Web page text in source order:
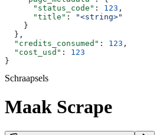
      "status_code"
: 123 ,
      "title"
:
"<string>"
    }
  },
  "credits_consumed"
: 123 ,
  "cost_usd"
: 123
}
Schraapsels
Maak Scrape